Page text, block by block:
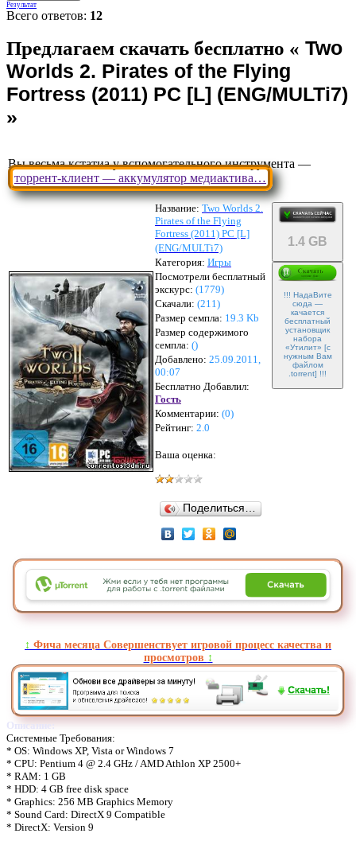
Результат
Всего ответов: 12
Вы весьма кстатиа у вспомогательного инструмента —
торрент-клиент — аккумулятор медиактива…
Название: Two Worlds 2.
Pirates of the Flying
Fortress (2011) PC [L]
(ENG/MULTi7)
1.4 GB
!!! НадаВите
сюда —
качается
бесплатный
установщик
набора
«Утилит» [с
нужным Вам
файлом
.torrent] !!!
Категория: Игры
Посмотрели бесплатный
экскурс: (1779)
Скачали: (211 )
Размер семпла: 19.3 Kb
Размер содержимого
семпла: ()
Добавлено: 25.09.2011,
00:07
Бесплатно Добавлил:
Гость
Комментарии: (0)
Рейтинг: 2.0
Ваша оценка:
Поделиться…
↕️ Фича месяца Совершенствует игровой процесс качества и
просмотров ↕️
Описание:
Системные Требования:
* OS: Windows XP, Vista or Windows 7
* CPU: Pentium 4 @ 2.4 GHz / AMD Athlon XP 2500+
* RAM: 1 GB
* HDD: 4 GB free disk space
* Graphics: 256 MB Graphics Memory
* Sound Card: DirectX 9 Compatible
* DirectX: Version 9